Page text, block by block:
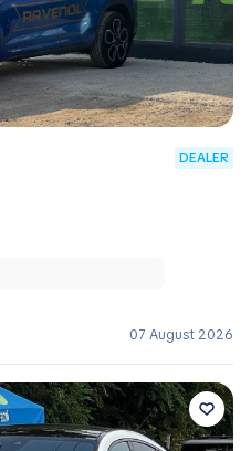
DEALER
07 August 2026